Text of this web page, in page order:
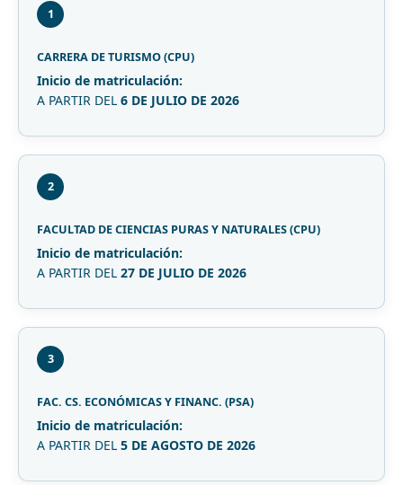
1
CARRERA DE TURISMO (CPU)
Inicio de matriculación:
A PARTIR DEL 6 DE JULIO DE 2026
2
FACULTAD DE CIENCIAS PURAS Y NATURALES (CPU)
Inicio de matriculación:
A PARTIR DEL 27 DE JULIO DE 2026
3
FAC. CS. ECONÓMICAS Y FINANC. (PSA)
Inicio de matriculación:
A PARTIR DEL 5 DE AGOSTO DE 2026